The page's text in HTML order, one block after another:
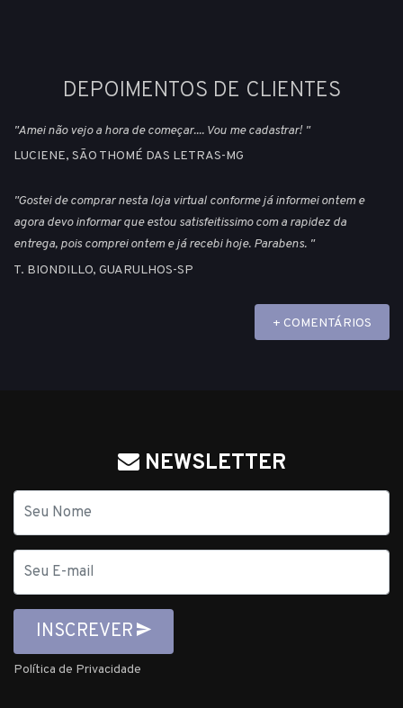
DEPOIMENTOS DE CLIENTES
"Amei não vejo a hora de começar.... Vou me cadastrar! "
LUCIENE, SÃO THOMÉ DAS LETRAS-MG
"Gostei de comprar nesta loja virtual conforme já informei ontem e
agora devo informar que estou satisfeitissimo com a rapidez da
entrega, pois comprei ontem e já recebi hoje. Parabens. "
T. BIONDILLO, GUARULHOS-SP
+ COMENTÁRIOS
NEWSLETTER
mail
INSCREVER
Política de Privacidade